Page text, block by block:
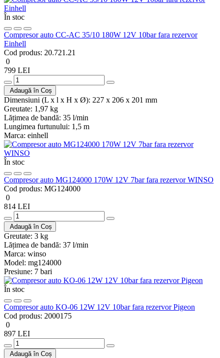
În stoc
Compresor auto CC-AC 35/10 180W 12V 10bar fara rezervor
Einhell
Cod produs: 20.721.21
0
799 LEI
Adaugă în Coș
Dimensiuni (L x l x H x Ø): 227 x 206 x 201 mm
Greutate: 1,97 kg
Lățimea de bandă: 35 l/min
Lungimea furtunului: 1,5 m
Marca: einhell
În stoc
Compresor auto MG124000 170W 12V 7bar fara rezervor WINSO
Cod produs: MG124000
0
814 LEI
Adaugă în Coș
Greutate: 3 kg
Lățimea de bandă: 37 l/min
Marca: winso
Model: mg124000
Presiune: 7 bari
În stoc
Compresor auto KO-06 12W 12V 10bar fara rezervor Pigeon
Cod produs: 2000175
0
897 LEI
Adaugă în Coș